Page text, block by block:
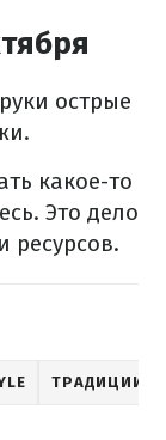
острые
какое-то
Это дело
ресурсов.
ТРАДИЦИИ